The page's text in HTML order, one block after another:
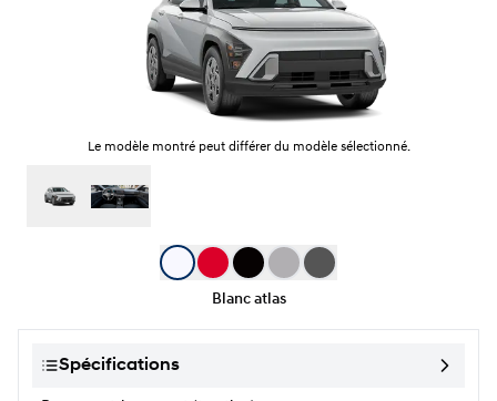
Le modèle montré peut différer du modèle sélectionné.
Sélection de couleur
Blanc atlas
Spécifications